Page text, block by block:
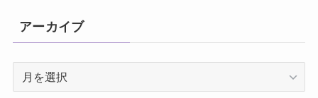
アーカイブ